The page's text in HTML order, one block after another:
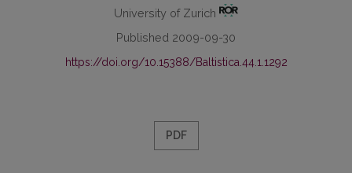
University of Zurich
Published 2009-09-30
https://doi.org/10.15388/Baltistica.44.1.1292
PDF